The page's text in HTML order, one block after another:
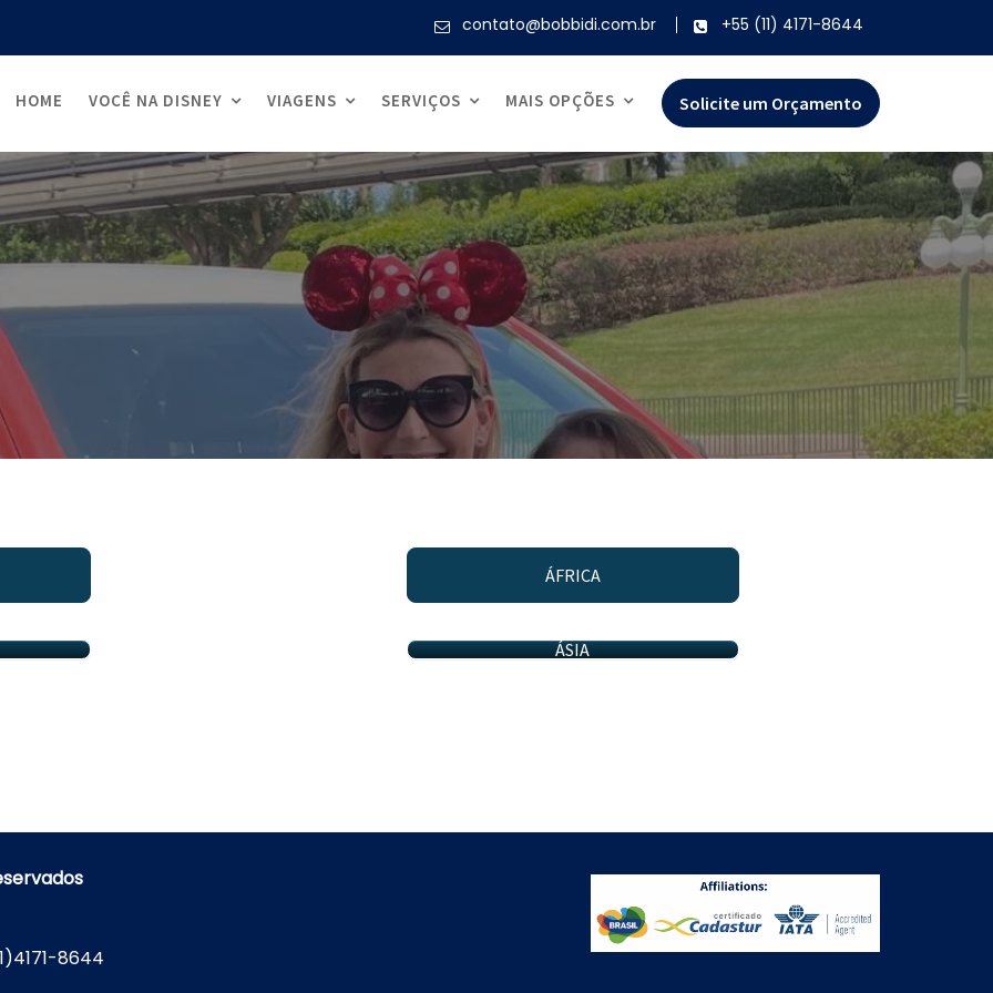
contato@bobbidi.com.br +55 (11) 4171-8644
Solicite um Orçamento
HOME VOCÊ NA DISNEY VIAGENS SERVIÇOS MAIS OPÇÕES
ÁFRICA
ÁSIA
8644